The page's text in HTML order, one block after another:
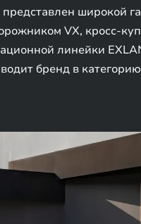
широкой
VX, кросс-
линейки
бренд в